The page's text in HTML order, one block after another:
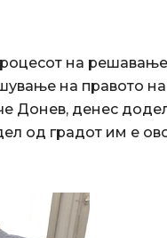
на
на правото
Донев, денес
од градот им е